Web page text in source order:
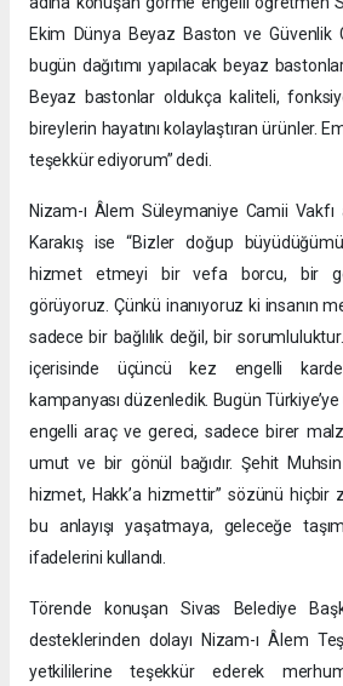
Ekim Dünya Beyaz Baston ve Güvenlik
bugün dağıtımı yapılacak beyaz
Beyaz bastonlar oldukça kaliteli,
bireylerin hayatını kolaylaştıran ürünler.
teşekkür ediyorum” dedi.
Nizam-ı Âlem Süleymaniye Camii Vakfı
Karakış ise “Bizler doğup
hizmet etmeyi bir vefa borcu, bir
görüyoruz. Çünkü inanıyoruz ki insanın
sadece bir bağlılık değil, bir
içerisinde üçüncü kez engelli
kampanyası düzenledik. Bugün Türkiye’ye
engelli araç ve gereci, sadece birer
umut ve bir gönül bağıdır. Şehit Muhsin
hizmet, Hakk’a hizmettir” sözünü hiçbir
bu anlayışı yaşatmaya, geleceğe
ifadelerini kullandı.
Törende konuşan Sivas Belediye
desteklerinden dolayı Nizam-ı Âlem
yetkililerine teşekkür ederek